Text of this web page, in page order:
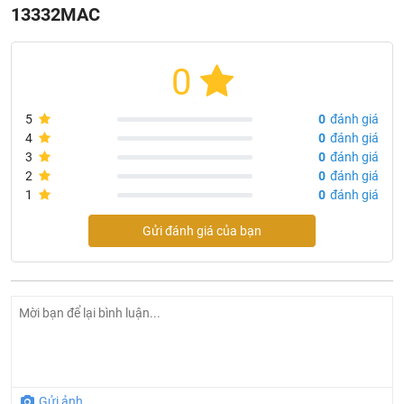
- Ống mềm vòi bếp Caesar 13332MAC và các phụ kiện
Caesar khác đang được phân phối chính hãng tại siêu thị
Khali Nguyen
13332MAC
0
5 0 đánh giá
4
0 đánh giá
3
0 đánh giá
2
0 đánh giá
1
0 đánh giá
Gửi đánh giá của bạn